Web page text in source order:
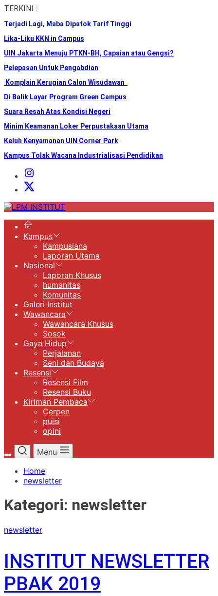
Skip
the
content
TERKINI :
Terjadi Lagi, Maba Dipatok Tarif Tinggi
Lika-Liku KKN in Campus
UIN Jakarta Menuju PTKN-BH, Capaian atau Gengsi?
Pelepasan Untuk Pengabdian
Komplain Kerugian Calon Wisudawan
Di Balik Layar Program Green Campus
Suara Resah Atas Kondisi Negeri
Minim Keamanan Loker Perpustakaan Utama
Keluh Kenyamanan UIN Corner Park
Kampus Tolak Wacana Industrialisasi Pendidikan
Instagram
Institut
X
LPM
Kampus
Kampusiana
Laporan Utama
Nasional
Laporan Khusus
humanitas
Komunitas
Galeri Institut
Wawancara
Wawancara Khusus
Sosok
Gaya Hidup
Perjalanan
Seni dan Budaya
Resensi
Resensi Film
Resensi Buku
Kiriman Pembaca
Cerpen
puisi
opini
Menu
Home
newsletter
Kategori: newsletter
newsletter
INSTITUT NEWSLETTER
PBAK 2019